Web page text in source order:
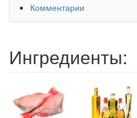
Комментарии
Ингредиенты: